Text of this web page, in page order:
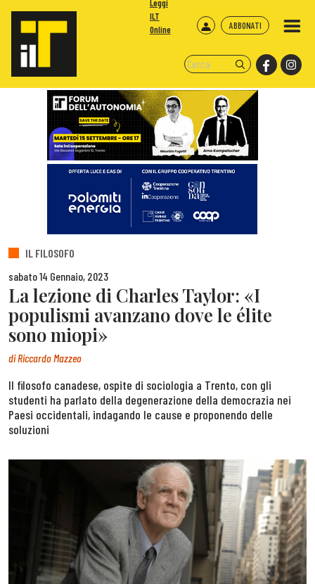
ABBONATI
Leggi
ILT
Online
IL FILOSOFO
sabato 14 Gennaio, 2023
La lezione di Charles Taylor: «I
populismi avanzano dove le élite
sono miopi»
diRiccardo Mazzeo
Il filosofo canadese, ospite di sociologia a Trento, con gli
studenti ha parlato della degenerazione della democrazia nei
Paesi occidentali, indagando le cause e proponendo delle
soluzioni